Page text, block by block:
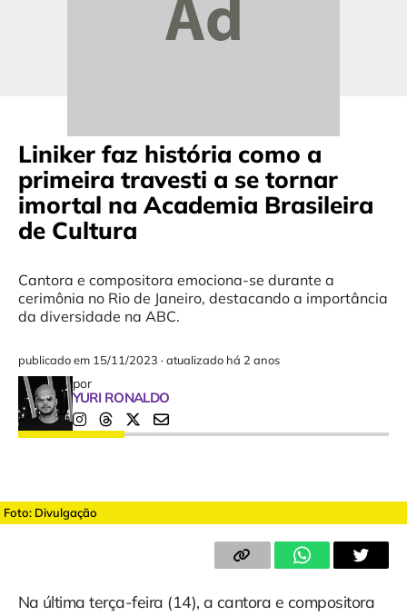
Liniker faz história como a
primeira travesti a se tornar
imortal na Academia Brasileira
de Cultura
Cantora e compositora emociona-se durante a
cerimônia no Rio de Janeiro, destacando a importância
da diversidade na ABC.
publicado em 15/11/2023 ·atualizado há 2 anos
por
YURI RONALDO
Foto: Divulgação
Na última terça-feira (14), a cantora e compositora